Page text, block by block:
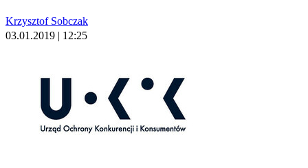
Krzysztof Sobczak
03.01.2019 | 12:25